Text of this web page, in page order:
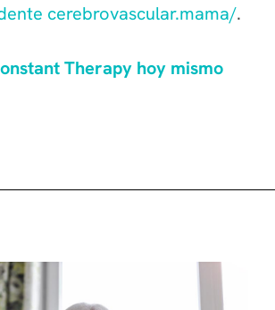
cerebrovascular.mama/.
Therapy hoy mismo